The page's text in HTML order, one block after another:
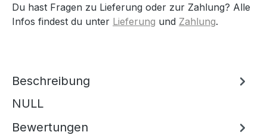
Du hast Fragen zu Lieferung oder zur Zahlung? Alle
Infos findest du unter Lieferung und Zahlung.
Beschreibung
NULL
Bewertungen